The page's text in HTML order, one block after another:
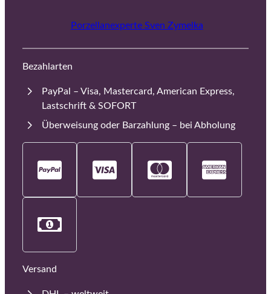
Porzellanexperte Sven Zymelka
Bezahlarten
PayPal – Visa, Mastercard, American Express,
Lastschrift & SOFORT
Überweisung oder Barzahlung – bei Abholung
Versand